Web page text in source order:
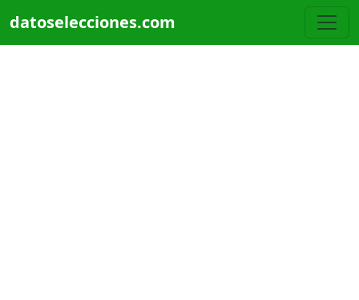
datoselecciones.com